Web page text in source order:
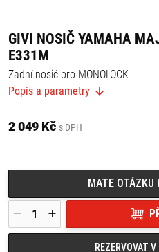
GIVI NOSIČ YAMAHA
E331M
Zadní nosič pro MONOLOCK
Plotna na kufr je obsažena v balení.
Vhodné pro:
Popis a parametry
2 049 Kč s DPH
MATE OTÁZKU
REZERVOVAT